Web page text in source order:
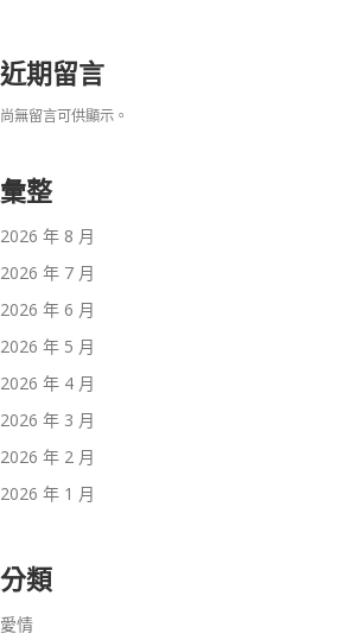
近期留言
尚無留言可供顯示。
彙整
2026 年 8 月
2026 年 7 月
2026 年 6 月
2026 年 5 月
2026 年 4 月
2026 年 3 月
2026 年 2 月
2026 年 1 月
分類
愛情